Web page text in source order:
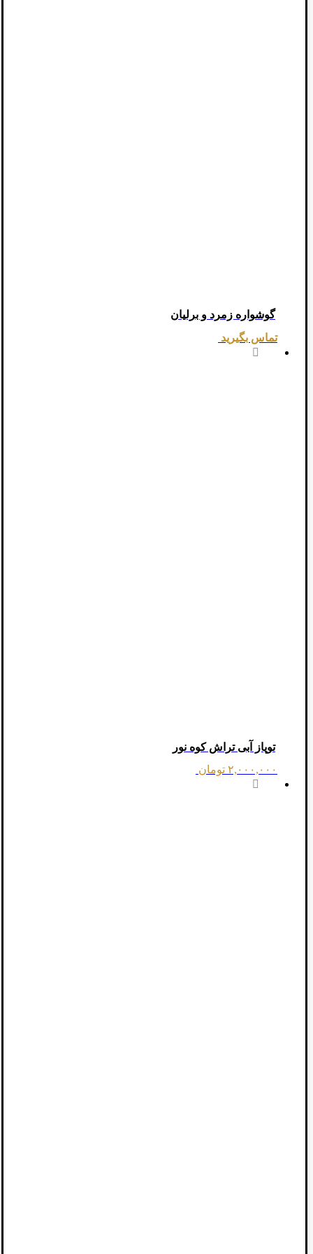
گوشواره زمرد و برلیان
تماس بگیرید
توپاز آبی تراش کوه نور
۲,۰۰۰,۰۰۰ تومان